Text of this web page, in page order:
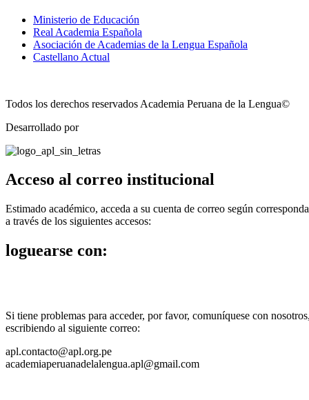
Ministerio de Educación
Real Academia Española
Asociación de Academias de la Lengua Española
Castellano Actual
Todos los derechos reservados Academia Peruana de la Lengua©
Desarrollado por
Acceso al correo institucional
Estimado académico, acceda a su cuenta de correo según corresponda
a través de los siguientes accesos:
loguearse con:
Si tiene problemas para acceder, por favor, comuníquese con
escribiendo al siguiente correo:
apl.contacto@apl.org.pe
academiaperuanadelalengua.apl@gmail.com